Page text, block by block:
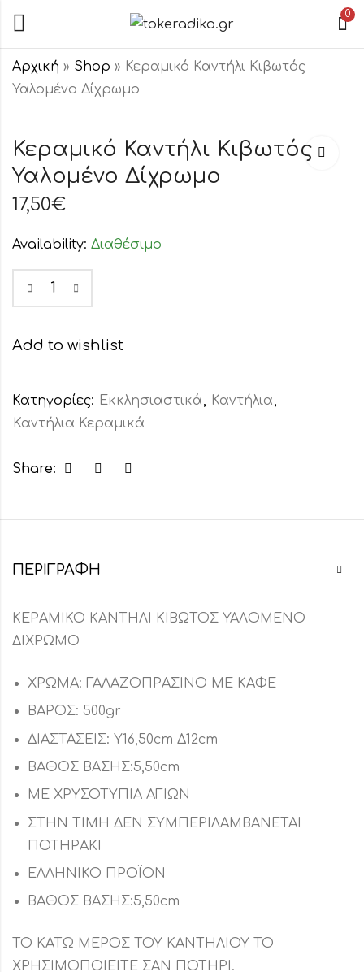
0
Αρχική » Shop » Κεραμικό Καντήλι Κιβωτός
Υαλομένο Δίχρωμο
Κιβωτός
Υαλομένο
Κιβωτός
Υαλομένο
Κεραμικό Καντήλι Κιβωτός
Υαλομένο Δίχρωμο
17,50€
Availability: Διαθέσιμο
Add to wishlist
Κατηγορίες: Εκκλησιαστικά, Καντήλια,
Καντήλια Κεραμικά
Share:
ΠΕΡΙΓΡΑΦΉ
ΚΕΡΑΜΙΚΟ ΚΑΝΤΗΛΙ ΚΙΒΩΤΟΣ ΥΑΛΟΜΕΝΟ
ΔΙΧΡΩΜΟ
ΧΡΩΜΑ: ΓΑΛΑΖΟΠΡΑΣΙΝΟ ΜΕ ΚΑΦΕ
ΒΑΡΟΣ: 500gr
ΔΙΑΣΤΑΣΕΙΣ: Υ16,50cm Δ12cm
ΒΑΘΟΣ ΒΑΣΗΣ:5,50cm
ΜΕ ΧΡΥΣΟΤΥΠΙΑ ΑΓΙΩΝ
ΣΤΗΝ ΤΙΜΗ ΔΕΝ ΣΥΜΠΕΡΙΛΑΜΒΑΝΕΤΑΙ
ΠΟΤΗΡΑΚΙ
ΕΛΛΗΝΙΚΟ ΠΡΟΪΟΝ
ΒΑΘΟΣ ΒΑΣΗΣ:5,50cm
ΤΟ ΚΑΤΩ ΜΕΡΟΣ ΤΟΥ ΚΑΝΤΗΛΙΟΥ ΤΟ
ΧΡΗΣΙΜΟΠΟΙΕΙΤΕ ΣΑΝ ΠΟΤΗΡΙ.